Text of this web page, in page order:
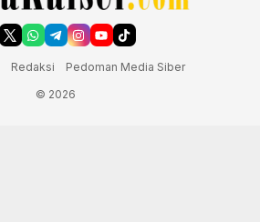
Redaksi
Pedoman Media Siber
© 2026